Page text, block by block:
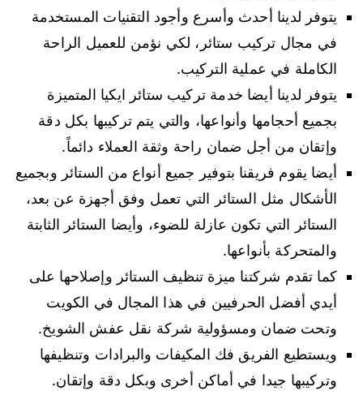
يتوفر لدينا أحدث وأسرع وأجود التقنيات المستخدمة
في مجال تركيب ستائر، لكي نؤمن للعميل الراحة
الكاملة في عملية التركيب.
يتوفر لدينا أيضا خدمة تركيب ستائر ايكيا المتميزة
بجميع أحجامها وأنواعها، والتي يتم تركيبها بكل دقة
وإتقان من أجل ضمان راحة وثقة العملاء دائماً.
أيضا يقوم فريقنا بتوفير جميع أنواع من الستائر وبجميع
الأشكال مثل الستائر التي تعمل وفق أجهزة عن بعد،
الستائر التي تكون عازلة للضوء، وأيضا الستائر الثابتة
والمتحركة بأنواعها.
كما تقدم شركتنا ميزة تنظيف الستائر وإصلاحها على
أيدي أفضل الحرفيين في هذا المجال في الكويت
وتحت ضمان ومسؤولية شركة نقل عفش الشويخ.
ويستطيع الفريق فك المكيفات والبرادات وتنظيفها
وتركيبها جيدا في أماكن أخرى وبكل دقة وإتقان.